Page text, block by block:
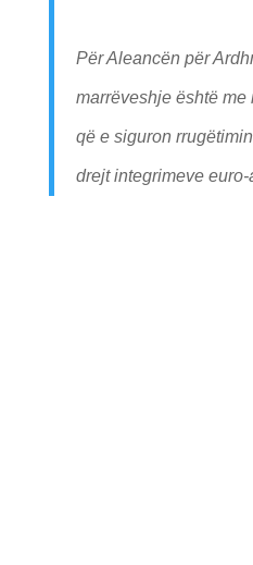
Për Aleancën për
marrëveshje është
që e siguron
drejt integrimeve euro-